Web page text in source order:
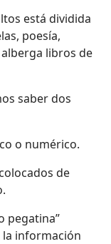
está dividida
poesía,
libros de
saber dos
o numérico.
de
pegatina”
la información